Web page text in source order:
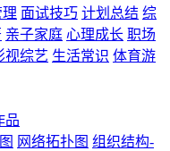
面试技巧 计划总结 综
亲子家庭 心理成长 职场
视综艺 生活常识 体育游
品
网络拓扑图 组织结构-